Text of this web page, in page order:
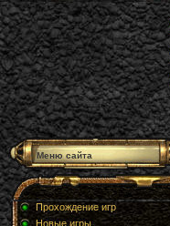
Меню сайта
Прохождение игр
Новые игры